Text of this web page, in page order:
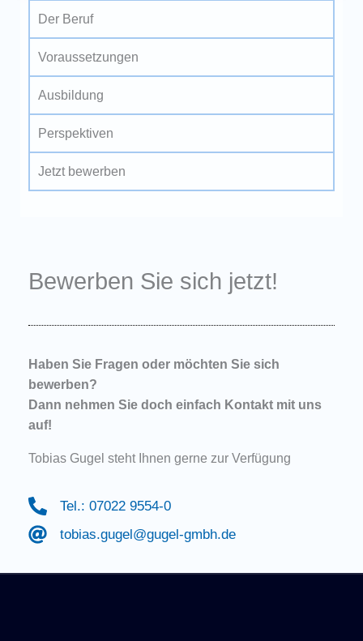
Der Beruf
Voraussetzungen
Ausbildung
Perspektiven
Jetzt bewerben
Bewerben Sie sich jetzt!
Haben Sie Fragen oder möchten Sie sich
bewerben?
Dann nehmen Sie doch einfach Kontakt mit uns
auf!
Tobias Gugel steht Ihnen gerne zur Verfügung
Tel.: 07022 9554-0
tobias.gugel@gugel-gmbh.de